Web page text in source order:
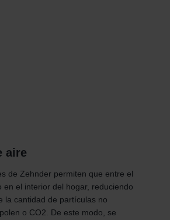
aire
de Zehnder permiten que entre el
en el interior del hogar, reduciendo
la cantidad de partículas no
o CO2. De este modo, se